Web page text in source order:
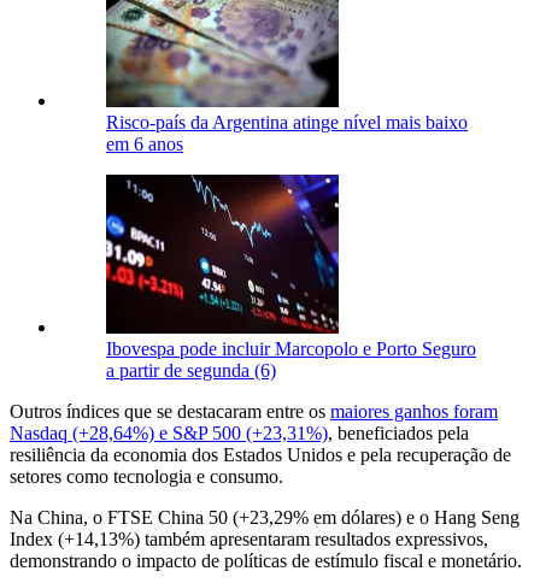
Risco-país da Argentina atinge nível mais baixo
em 6 anos
Ibovespa pode incluir Marcopolo e Porto Seguro
a partir de segunda (6)
Outros índices que se destacaram entre os maiores ganhos foram
Nasdaq (+28,64%) e S&P 500 (+23,31%), beneficiados pela
resiliência da economia dos Estados Unidos e pela recuperação de
setores como tecnologia e consumo.
Na China, o FTSE China 50 (+23,29% em dólares) e o Hang Seng
Index (+14,13%) também apresentaram resultados expressivos,
demonstrando o impacto de políticas de estímulo fiscal e monetário.